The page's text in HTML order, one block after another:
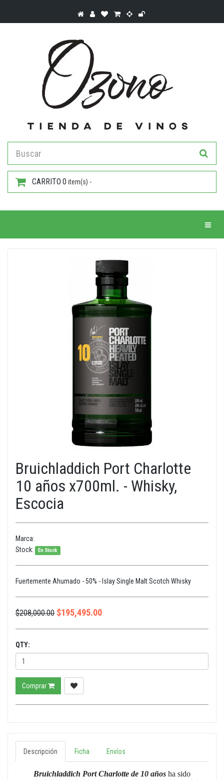
CARRITO 0 item(s) -
Bruichladdich Port Charlotte
10 años x700ml. - Whisky,
Escocia
Marca:
Stock:
En Stock
Fuertemente Ahumado - 50% - Islay Single Malt Scotch Whisky
$208,000.00 $195,495.00
QTY:
Comprar
Descripción Ficha Envíos
Bruichladdich Port Charlotte de 10 años ha sido